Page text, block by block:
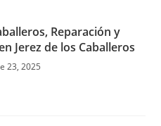
Reparación y
Jerez de los Caballeros
23, 2025